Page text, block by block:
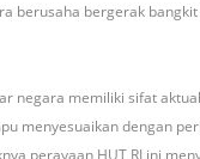
berusaha bergerak
negara memiliki sifat
menyesuaikan dengan